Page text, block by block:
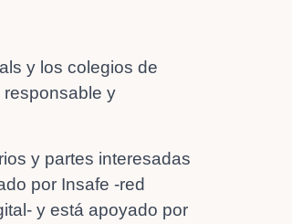
y los colegios de
responsable y
y partes interesadas
por Insafe -red
y está apoyado por